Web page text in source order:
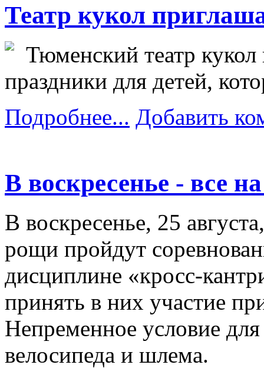
Театр кукол
Тюменский театр кукол
праздники для детей,
Подробнее... Добавить
В воскресенье - все
В воскресенье, 25
рощи пройдут
дисциплине «кросс-
принять в них участие
Непременное условие
велосипеда и шлема.